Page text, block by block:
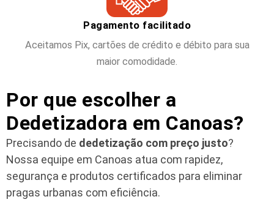
Pagamento facilitado
Aceitamos Pix, cartões de crédito e débito para sua
maior comodidade.
Por que escolher a
Dedetizadora em Canoas?
Precisando de dedetização com preço justo?
Nossa equipe em Canoas atua com rapidez,
segurança e produtos certificados para eliminar
pragas urbanas com eficiência.